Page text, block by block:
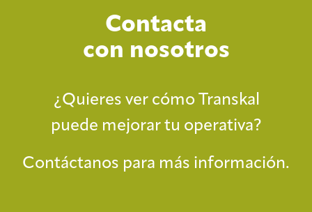
Contacta
con nosotros
¿Quieres ver cómo Transkal
puede mejorar tu operativa?
Contáctanos para más información.